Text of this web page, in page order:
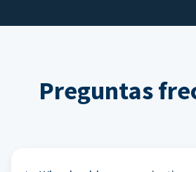
Preguntas